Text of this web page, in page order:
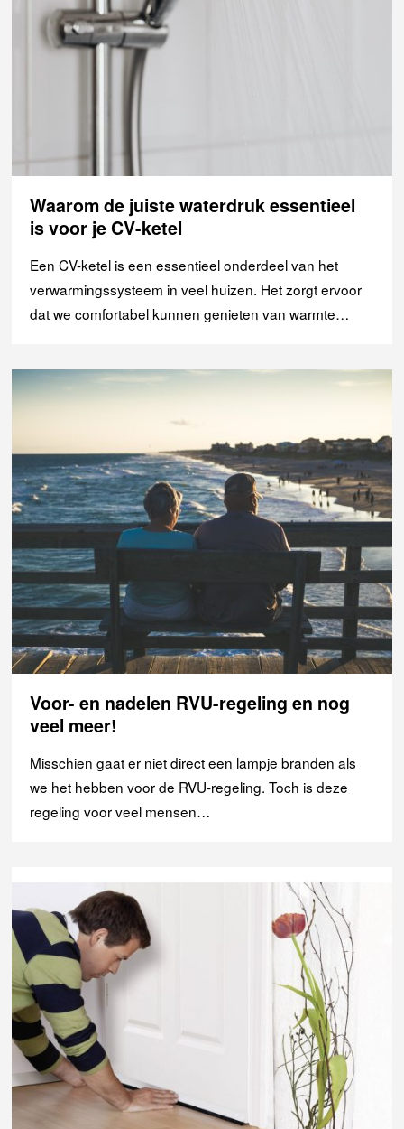
Waarom de juiste waterdruk essentieel
is voor je CV-ketel
Een CV-ketel is een essentieel onderdeel van het
verwarmingssysteem in veel huizen. Het zorgt ervoor
dat we comfortabel kunnen genieten van warmte…
Voor- en nadelen RVU-regeling en nog
veel meer!
Misschien gaat er niet direct een lampje branden als
we het hebben voor de RVU-regeling. Toch is deze
regeling voor veel mensen…